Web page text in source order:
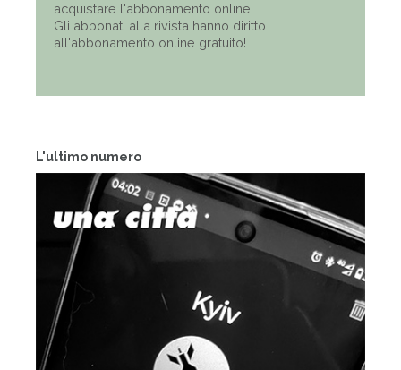
L'ultimo numero
acquistare l'abbonamento online.
Gli abbonati alla rivista hanno diritto
all'abbonamento online gratuito!